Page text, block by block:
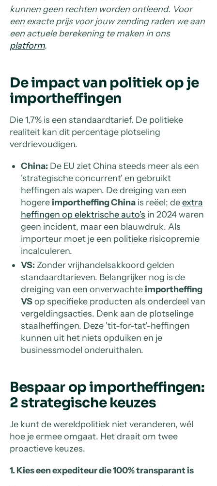
kunnen geen rechten worden ontleend. Voor
een exacte prijs voor jouw zending raden we aan
een actuele berekening te maken in ons
platform.
De impact van politiek op je
importheffingen
Die 1,7% is een standaardtarief. De politieke
realiteit kan dit percentage plotseling
verdrievoudigen.
China: De EU ziet China steeds meer als een
'strategische concurrent' en gebruikt
heffingen als wapen. De dreiging van een
hogere importheffing Chinais reëel; deextra
heffingen op elektrische auto's in 2024 waren
geen incident, maar een blauwdruk. Als
importeur moet je een politieke risicopremie
incalculeren.
VS: Zonder vrijhandelsakkoord gelden
standaardtarieven. Belangrijker nog is de
dreiging van een onverwachte importheffing
VSop specifieke producten als onderdeel van
vergeldingsacties. Denk aan de plotselinge
staalheffingen. Deze 'tit-for-tat'-heffingen
kunnen uit het niets opduiken en je
businessmodel onderuithalen.
Bespaar op importheffingen:
2 strategische keuzes
Je kunt de wereldpolitiek niet veranderen, wél
hoe je ermee omgaat. Het draait om twee
proactieve keuzes.
1. Kies een expediteur die 100% transparant is